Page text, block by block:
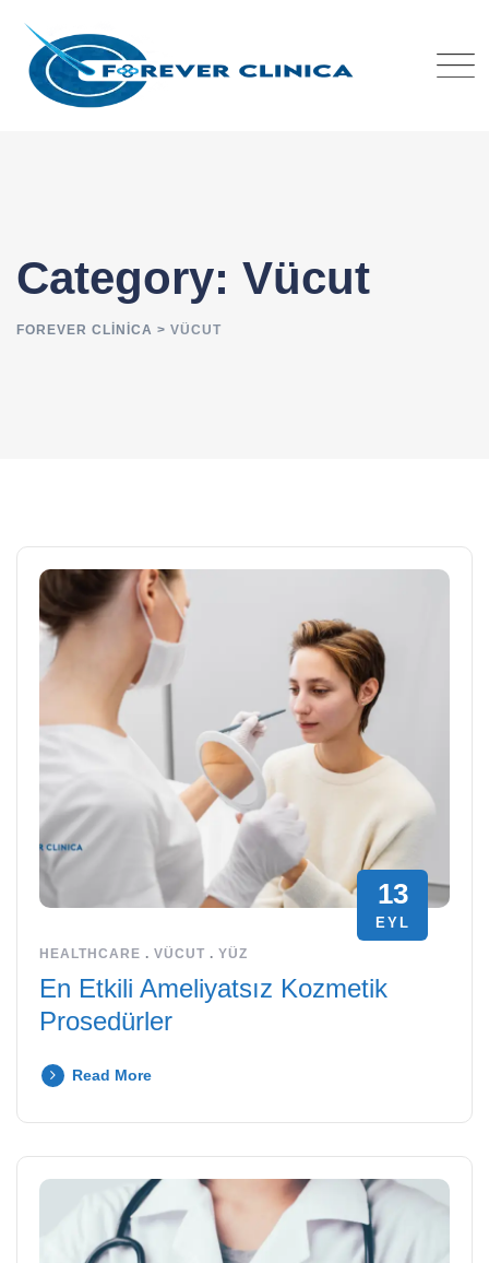
content
Category: Vücut
FOREVER CLINICA > VÜCUT
13
EYL
HEALTHCARE . VÜCUT . YÜZ
En Etkili Ameliyatsız Kozmetik
Prosedürler
Read More